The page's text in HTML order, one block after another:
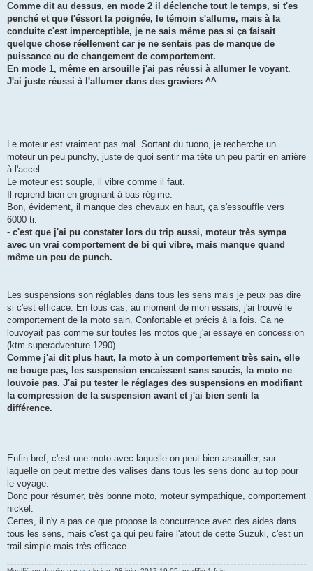
Comme dit au dessus, en mode 2 il déclenche tout le temps, si t'es
penché et que t'éssort la poignée, le témoin s'allume, mais à la
conduite c'est imperceptible, je ne sais même pas si ça faisait
quelque chose réellement car je ne sentais pas de manque de
puissance ou de changement de comportement.
En mode 1, même en arsouille j'ai pas réussi à allumer le voyant.
J'ai juste réussi à l'allumer dans des graviers ^^
Le moteur est vraiment pas mal. Sortant du tuono, je recherche un
moteur un peu punchy, juste de quoi sentir ma tête un peu partir en arrière
à l'accel.
Le moteur est souple, il vibre comme il faut.
Il reprend bien en grognant à bas régime.
Bon, évidement, il manque des chevaux en haut, ça s'essouffle vers
6000 tr.
- c'est que j'ai pu constater lors du trip aussi, moteur très sympa
avec un vrai comportement de bi qui vibre, mais manque quand
même un peu de punch.
Les suspensions son réglables dans tous les sens mais je peux pas dire
si c'est efficace. En tous cas, au moment de mon essais, j'ai trouvé le
comportement de la moto sain. Confortable et précis à la fois. Ca ne
louvoyait pas comme sur toutes les motos que j'ai essayé en concession
(ktm superadventure 1290).
Comme j'ai dit plus haut, la moto à un comportement très sain, elle
ne bouge pas, les suspension encaissent sans soucis, la moto ne
louvoie pas. J'ai pu tester le réglages des suspensions en modifiant
la compression de la suspension avant et j'ai bien senti la
différence.
Enfin bref, c'est une moto avec laquelle on peut bien arsouiller, sur
laquelle on peut mettre des valises dans tous les sens donc au top pour
le voyage.
Donc pour résumer, très bonne moto, moteur sympathique, comportement
nickel.
Certes, il n'y a pas ce que propose la concurrence avec des aides dans
tous les sens, mais c'est ça qui peu faire l'atout de cette Suzuki, c'est un
trail simple mais très efficace.